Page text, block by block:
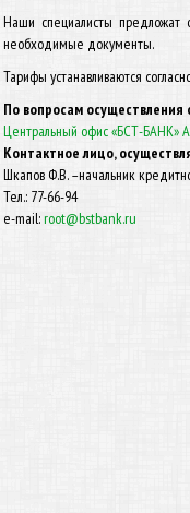
Наши специалисты предложат
необходимые документы.
Тарифы устанавливаются
По вопросам
Центральный офис «БСТ-БАНК»
Контактное лицо,
Шкапов Ф.В. –начальник
Тел.: 77-66-94
e-mail:root@bstbank.ru